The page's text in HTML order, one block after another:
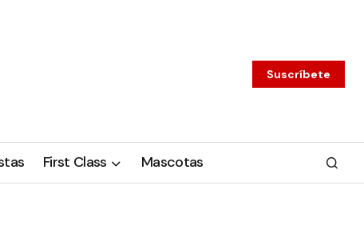
Suscríbete
First Class Mascotas